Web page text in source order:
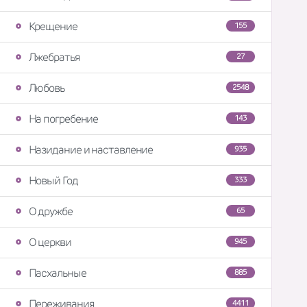
155
Крещение
27
Лжебратья
2548
Любовь
143
На погребение
935
Назидание и наставление
333
Новый Год
65
О дружбе
945
О церкви
885
Пасхальные
4411
Переживания